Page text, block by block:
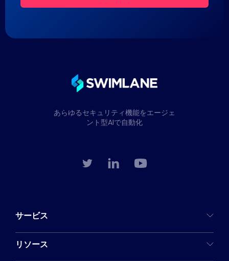
あらゆるセキュリティ機能をエージェ
ント型AIで自動化
サービス
リソース